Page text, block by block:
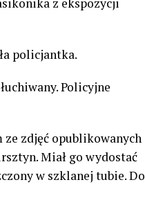
policjantka.
Policyjne
zdjęć opublikowanych
Miał go wydostać
w szklanej tubie. Do